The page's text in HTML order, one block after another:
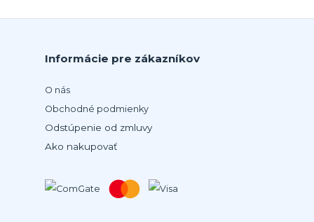
Informácie pre zákazníkov
O nás
Obchodné podmienky
Odstúpenie od zmluvy
Ako nakupovať